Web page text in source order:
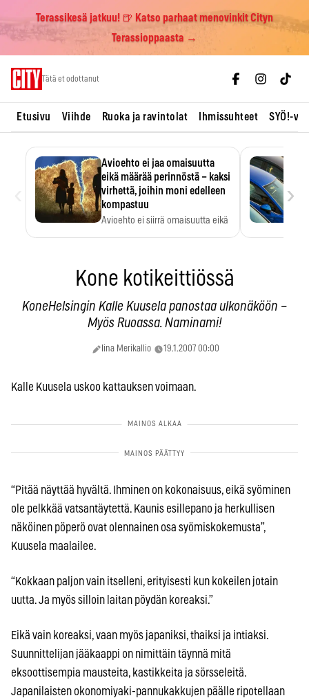
Terassikesä jatkuu! 🍺 Katso parhaat menovinkit Cityn
Terassioppaasta →
Tätä et odottanut
Etusivu Viihde Ruoka ja ravintolat Ihmissuhteet SYÖ!-
Avioehto ei jaa omaisuutta
eikä määrää perinnöstä – kaksi
virhettä, joihin moni edelleen
kompastuu
Avioehto ei siirrä omaisuutta eikä
›
Kone kotikeittiössä
KoneHelsingin Kalle Kuusela panostaa ulkonäköön –
Myös Ruoassa. Naminami!
Iina Merikallio 19.1.2007 00:00
Kalle Kuusela uskoo kattauksen voimaan.
“Pitää näyttää hyvältä. Ihminen on kokonaisuus, eikä syöminen
ole pelkkää vatsantäytettä. Kaunis esillepano ja herkullisen
näköinen pöperö ovat olennainen osa syömiskokemusta”,
Kuusela maalailee.
“Kokkaan paljon vain itselleni, erityisesti kun kokeilen jotain
uutta. Ja myös silloin laitan pöydän koreaksi.”
Eikä vain koreaksi, vaan myös japaniksi, thaiksi ja intiaksi.
Suunnittelijan jääkaappi on nimittäin täynnä mitä
eksoottisempia mausteita, kastikkeita ja sörsseleitä.
Japanilaisten okonomiyaki-pannukakkujen päälle ripotellaan